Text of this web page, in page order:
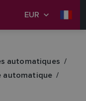
EUR
automatiques
automatique